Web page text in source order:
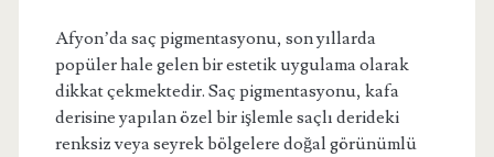
Afyon’da saç pigmentasyonu, son yıllarda
popüler hale gelen bir estetik uygulama olarak
dikkat çekmektedir. Saç pigmentasyonu, kafa
derisine yapılan özel bir işlemle saçlı derideki
renksiz veya seyrek bölgelere doğal görünümlü